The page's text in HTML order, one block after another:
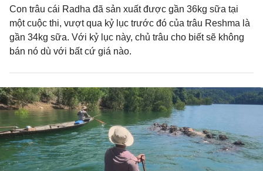
Con trâu cái Radha đã sản xuất được gần 36kg sữa tại
một cuộc thi, vượt qua kỷ lục trước đó của trâu Reshma là
gần 34kg sữa. Với kỷ lục này, chủ trâu cho biết sẽ không
bán nó dù với bất cứ giá nào.